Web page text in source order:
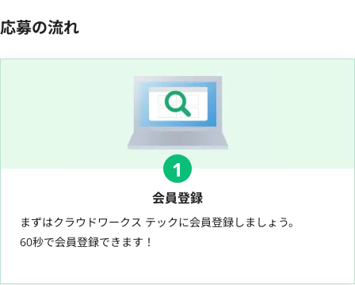
応募の流れ
1
会員登録
まずはクラウドワークス テックに会員登録しましょう。
60秒で会員登録できます！